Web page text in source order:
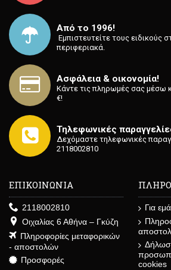
Από το 1996!
Εμπιστευτείτε τους ειδικούς
περιφεριακά.
Ασφάλεια & οικονομία!
Κάντε τις πληρωμές σας μέσω
€!
Τηλεφωνικές
Δεχόμαστε τηλεφωνικές
2118002810
ΕΠΙΚΟΙΝΩΝΙΑ
2118002810
Οιχαλίας 6 Αθήνα – Γκύζη
Πληροφορίες μεταφορικών
- αποστολών
Προσφορές
Για
cookies